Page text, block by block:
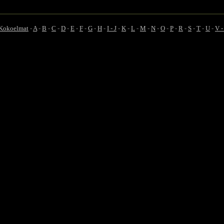
-A- B - C - D - E - F - G - H - I - J - K - L - M - N - O - P - R - S - T - U - V